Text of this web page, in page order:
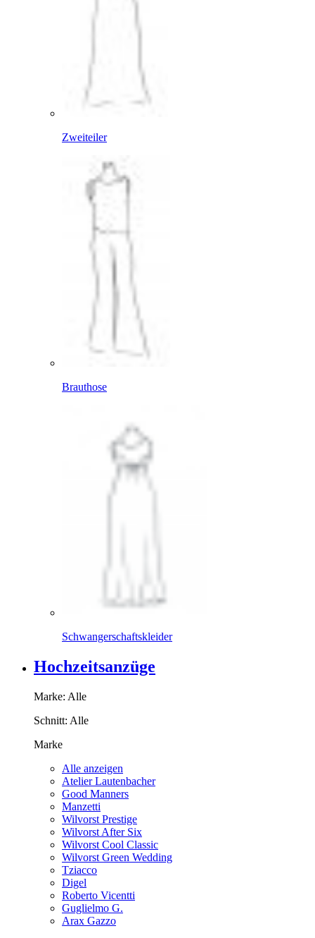
Zweiteiler
Brauthose
Schwangerschaftskleider
Hochzeitsanzüge
Marke: Alle
Schnitt: Alle
Marke
Alle anzeigen
Atelier Lautenbacher
Good Manners
Manzetti
Wilvorst Prestige
Wilvorst After Six
Wilvorst Cool Classic
Wilvorst Green Wedding
Tziacco
Digel
Roberto Vicentti
Guglielmo G.
Arax Gazzo